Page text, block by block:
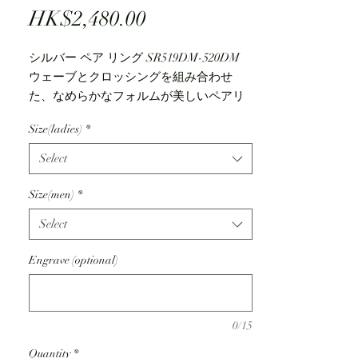
HK$2,480.00Price
シルバー ペア リング SR519DM-520DM
ウェーブとクロッシングを組み合わせ
た、なめらかなフォルムが美しいペアリ
ひねりのデザインによってできたエッジ
が、やわらかな印象にスタリッシュなア
クセントを添えます。
ピンクカラーはウェーブに沿ってきらめ
くストーンを配し上品な印象に。
ブラックカラーは中央にセットされたダ
上げました。
Size(ladies) *
Select
Size(men) *
Select
Engrave (optional)
0/15
Quantity *